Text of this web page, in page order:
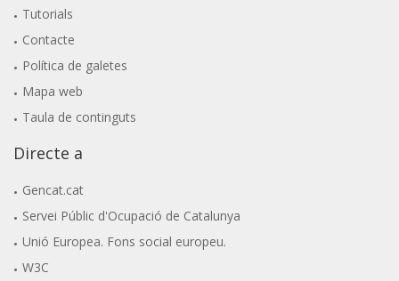
Tutorials
Contacte
Política de galetes
Mapa web
Taula de continguts
Directe a
Gencat.cat
Servei Públic d'Ocupació de Catalunya
Unió Europea. Fons social europeu.
W3C